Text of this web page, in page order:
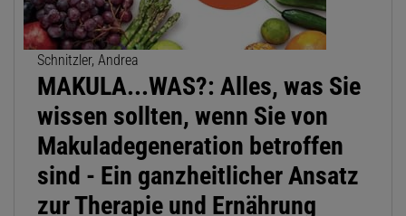
Schnitzler, Andrea
MAKULA...WAS?: Alles, was Sie
wissen sollten, wenn Sie von
Makuladegeneration betroffen
sind - Ein ganzheitlicher Ansatz
zur Therapie und Ernährung